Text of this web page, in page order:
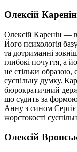
Олексій Каренін
Олексій Каренін —
Його психологія
та дотриманні
глибокі почуття, а
не стільки образою,
суспільну думку.
бюрократичний
що судить за
Анну з сином
жорстокості
Олексій